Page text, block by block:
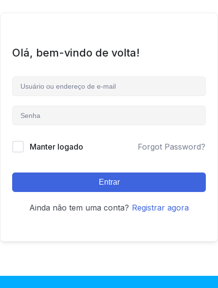
Olá, bem-vindo de volta!
Manter logado Forgot Password?
Entrar
Ainda não tem uma conta? Registrar agora